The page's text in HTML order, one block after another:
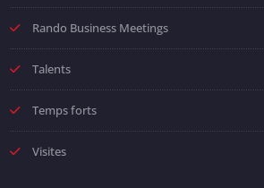
Rando Business Meetings
Talents
Temps forts
Visites